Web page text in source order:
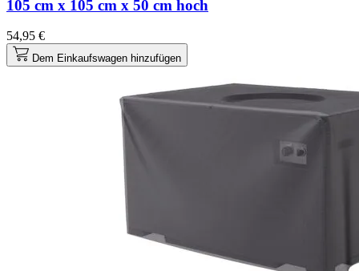
105 cm x 105 cm x 50 cm hoch
54,95 €
Dem Einkaufswagen hinzufügen